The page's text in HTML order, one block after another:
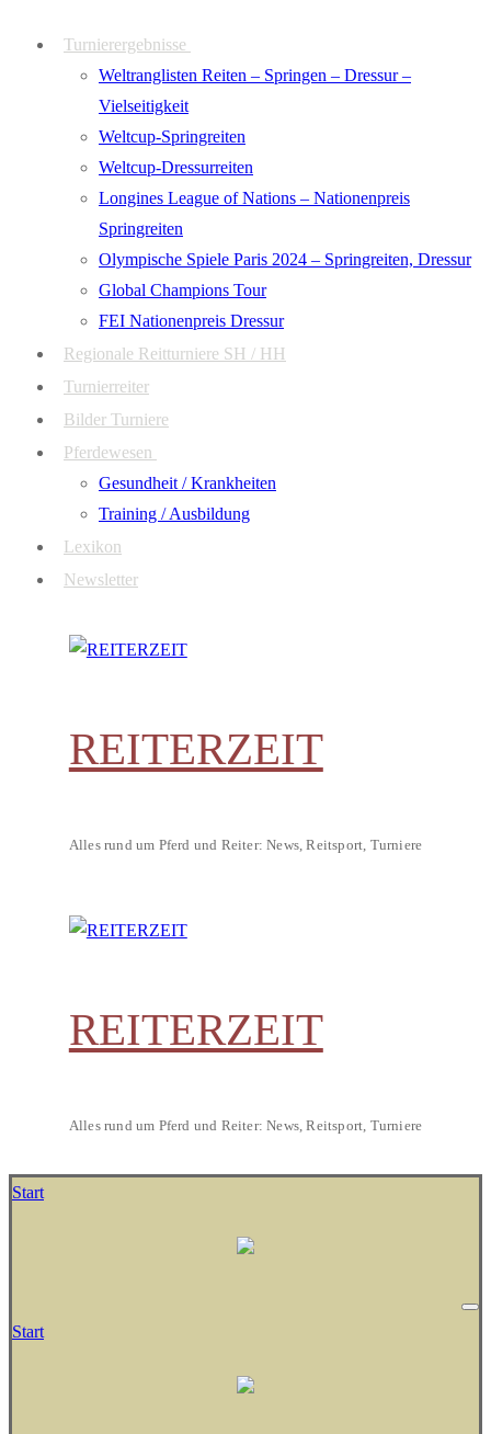
Turnierergebnisse
Weltranglisten Reiten – Springen – Dressur –
Vielseitigkeit
Weltcup-Springreiten
Weltcup-Dressurreiten
Longines League of Nations – Nationenpreis
Springreiten
Olympische Spiele Paris 2024 – Springreiten, Dressur
Global Champions Tour
FEI Nationenpreis Dressur
Regionale Reitturniere SH / HH
Turnierreiter
Bilder Turniere
Pferdewesen
Gesundheit / Krankheiten
Training / Ausbildung
Lexikon
Newsletter
REITERZEIT
Alles rund um Pferd und Reiter: News, Reitsport, Turniere
REITERZEIT
Alles rund um Pferd und Reiter: News, Reitsport, Turniere
Start
Start